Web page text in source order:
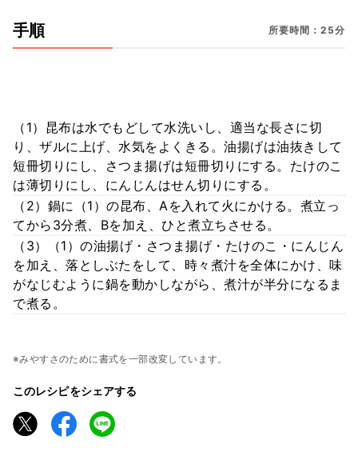
手順 所要時間：25分
（1）昆布は水でもどして水洗いし、適当な長さに切
り、ザルに上げ、水気をよくきる。油揚げは油抜きして
短冊切りにし、さつま揚げは短冊切りにする。たけのこ
は薄切りにし、にんじんはせん切りにする。
（2）鍋に（1）の昆布、Aを入れて火にかける。煮立っ
てから3分煮、Bを加え、ひと煮立ちさせる。
（3）（1）の油揚げ・さつま揚げ・たけのこ・にんじん
を加え、落としぶたをして、時々煮汁を全体にかけ、味
がなじむように鍋を動かしながら、煮汁が半分になるま
で煮る。
※みやすさのために書式を一部改変しています。
このレシピをシェアする